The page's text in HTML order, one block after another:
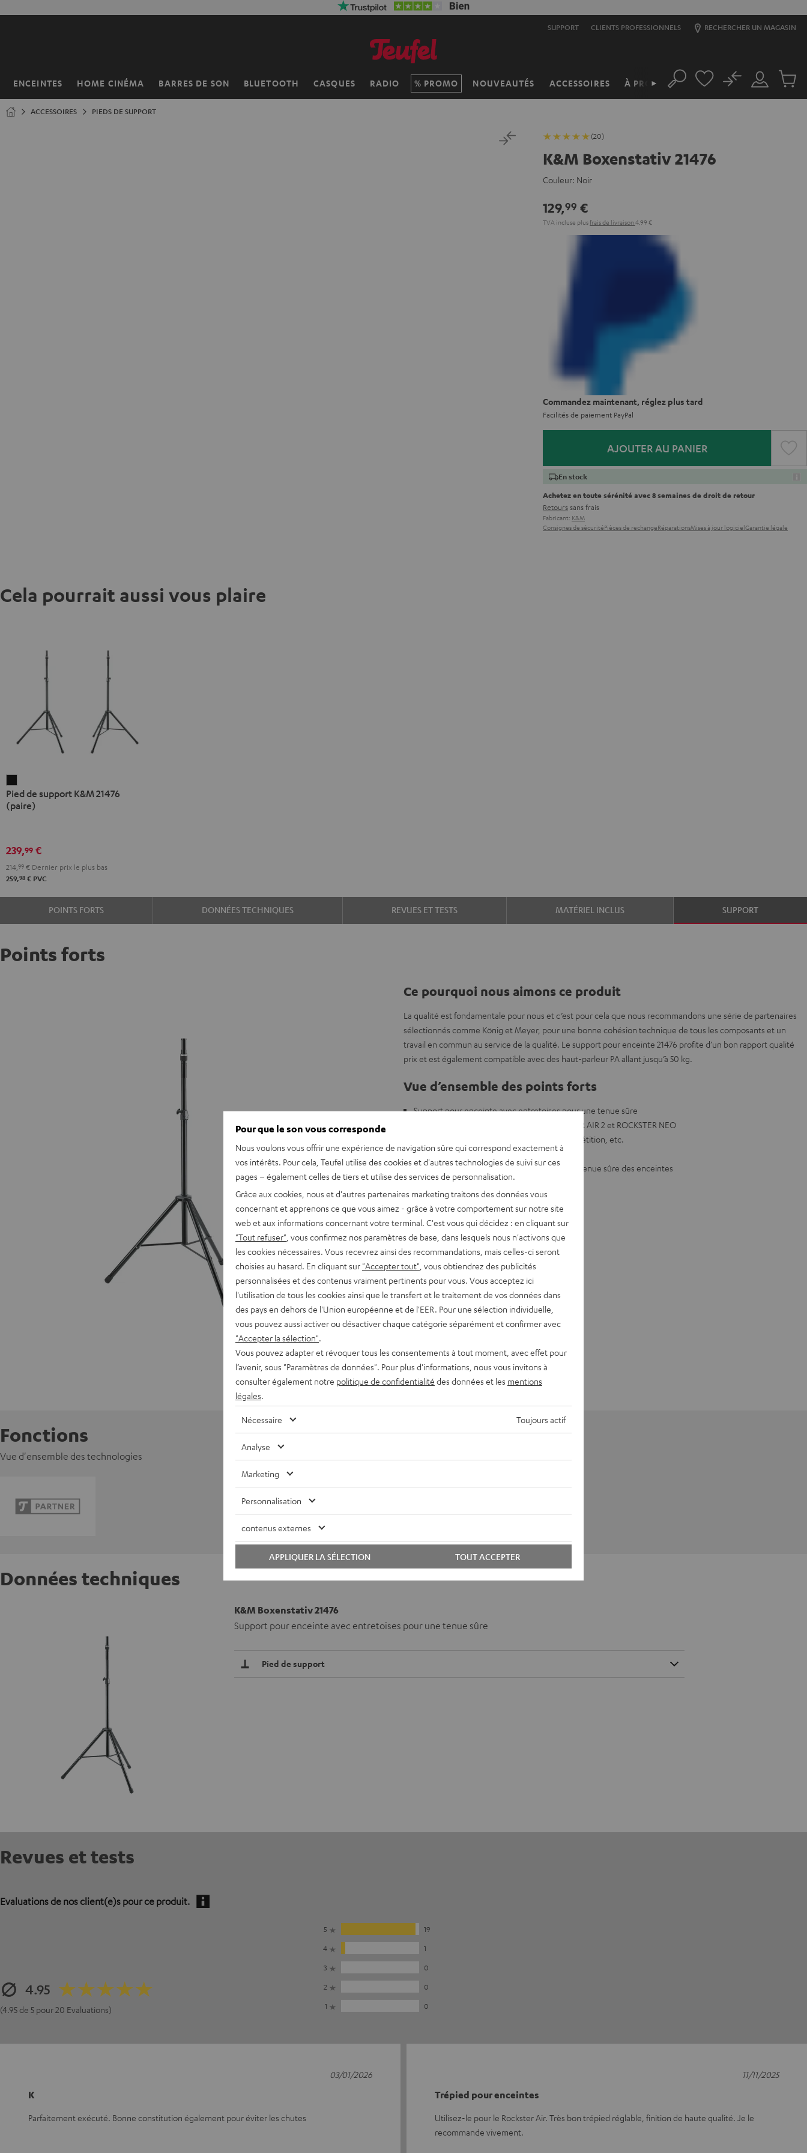
SUPPORT CLIENTS PROFESSIONNELS RECHERCHER UN MAGASIN
ENCEINTES HOME CINÉMA BARRES DE SON BLUETOOTH CASQUES RADIO PROMO NOUVEAUTÉS ACCESSOIRES À PROPOS
►
Page
Rechercher
Mon
compte
No
ACCESSOIRES PIEDS DE SUPPORT
(20)
K&M Boxenstativ 21476
Couleur: Noir
129,99 €
TVA incluse plusfrais de livraison 4,99 €
Commandez maintenant, réglez plus tard
Facilités de paiement PayPal
AJOUTER AU PANIER
En stock
Achetez en toute sérénité avec 8 semaines de droit de retour
Retourssans frais
Fabricant: K&M
Consignes de sécuritéPièces de rechangeRéparationsMises à jour logicielGarantie légale
Cela pourrait aussi vous plaire
de
support
(paire)
Noir
Pied de support K&M 21476
(paire)
239,99 €
214, 99 € Dernier prix le plus bas
259,98 € PVC
POINTS FORTS DONNÉES TECHNIQUES REVUES ET TESTS MATÉRIEL INCLUS SUPPORT
Points forts
Ce pourquoi nous aimons ce produit
La qualité est fondamentale pour nous et c’est pour cela que nous recommandons une série de partenaires
sélectionnés comme König et Meyer, pour une bonne cohésion technique de tous les composants et un
travail en commun au service de la qualité. Le support pour enceinte 21476 profite d’un bon rapport qualité
prix et est également compatible avec des haut-parleur PA allant jusqu’à 50 kg.
Vue d’ensemble des points forts
Support pour enceinte avec entretoises pour une tenue sûre
Compatible avec la ROCKSTER AIR, ROCKSTER AIR 2 et ROCKSTER NEO
Conçu pour la scène, les salles de fête, de répétition, etc.
Hauteur réglable 1420 mm – 2200 mm
Avec mandrin d'expansion breveté pour une tenue sûre des enceintes
Fonctions
Vue d'ensemble des technologies
Données techniques
K&M Boxenstativ 21476
Support pour enceinte avec entretoises pour une tenue sûre
Pied de support
Revues et tests
Evaluations de nos client(e)s pour ce produit.
4.95
(4.95 de 5 pour 20 Evaluations)
5
19
4
1
3
0
2
0
1
0
K
Parfaitement exécuté. Bonne constitution également pour éviter les chutes
03/01/2026
Trépied pour enceintes
Utilisez-le pour le Rockster Air. Très bon trépied réglable, finition de haute qualité. Je le
recommande vivement.
11/11/2025
Pour que le son vous corresponde
Nous voulons vous offrir une expérience de navigation sûre qui correspond exactement à
vos intérêts. Pour cela, Teufel utilise des cookies et d'autres technologies de suivi sur ces
pages – également celles de tiers et utilise des services de personnalisation.
Grâce aux cookies, nous et d'autres partenaires marketing traitons des données vous
concernant et apprenons ce que vous aimez - grâce à votre comportement sur notre site
web et aux informations concernant votre terminal. C'est vous qui décidez : en cliquant sur
"Tout refuser" , vous confirmez nos paramètres de base, dans lesquels nous n'activons que
les cookies nécessaires. Vous recevrez ainsi des recommandations, mais celles-ci seront
choisies au hasard. En cliquant sur "Accepter tout" , vous obtiendrez des publicités
personnalisées et des contenus vraiment pertinents pour vous. Vous acceptez ici
l'utilisation de tous les cookies ainsi que le transfert et le traitement de vos données dans
des pays en dehors de l'Union européenne et de l'EER. Pour une sélection individuelle,
vous pouvez aussi activer ou désactiver chaque catégorie séparément et confirmer avec
"Accepter la sélection"
Vous pouvez adapter et révoquer tous les consentements à tout moment, avec effet pour
l’avenir, sous "Paramètres de données". Pour plus d'informations, nous vous invitons à
consulter également notre politique de confidentialité des données et les mentions
légales
Nécessaire Toujours actif
Analyse
Marketing
Personnalisation
contenus externes
TOUT ACCEPTER
APPLIQUER LA SÉLECTION